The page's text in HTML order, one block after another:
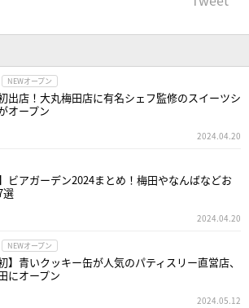
NEWオープン
出店！大丸梅田店に有名シェフ監修のスイーツシ
オープン
2024.04.20
】ビアガーデン2024まとめ！梅田やなんばなどお
選
2024.04.20
NEWオープン
】青いクッキー缶が人気のパティスリー直営店、
にオープン
2024.05.12